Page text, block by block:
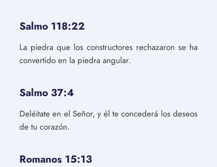
Salmo 118:22
La piedra que los constructores rechazaron se ha
convertido en la piedra angular.
Salmo 37:4
Deléitate en el Señor, y él te concederá los deseos
de tu corazón.
Romanos 15:13